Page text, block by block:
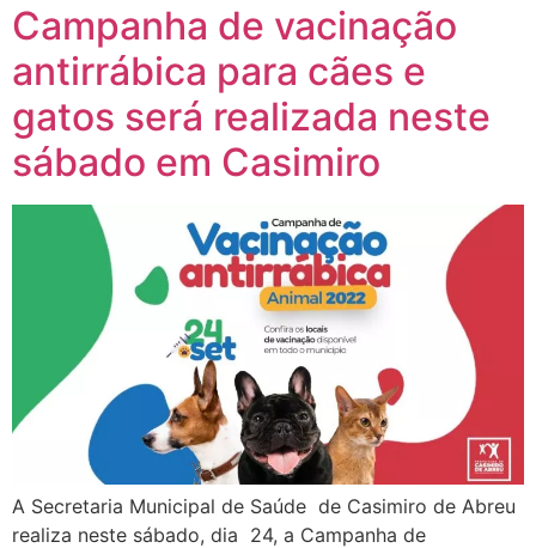
Campanha de vacinação
antirrábica para cães e
gatos será realizada neste
sábado em Casimiro
A Secretaria Municipal de Saúde de Casimiro de Abreu
realiza neste sábado, dia 24, a Campanha de